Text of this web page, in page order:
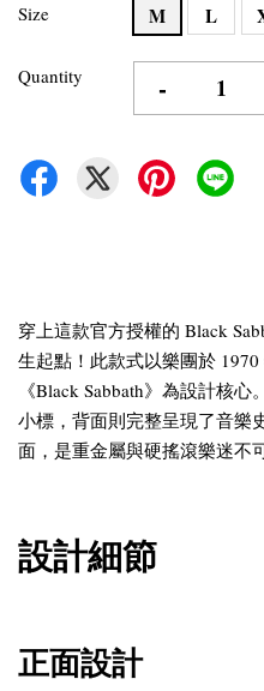
Size M L
Quantity -
穿上這款官方授權的 Black
生起點！此款式以樂團於
《Black Sabbath》為設計核
小標，背面則完整呈現了音樂
面，是重金屬與硬搖滾樂迷不
設計細節
正面設計